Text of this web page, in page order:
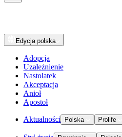
Edycja polska
Adopcja
Uzależnienie
Nastolatek
Akceptacja
Anioł
Apostoł
Aktualności Polska Prolife